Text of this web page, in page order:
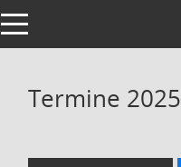
Toggle navigation
Termine 2025